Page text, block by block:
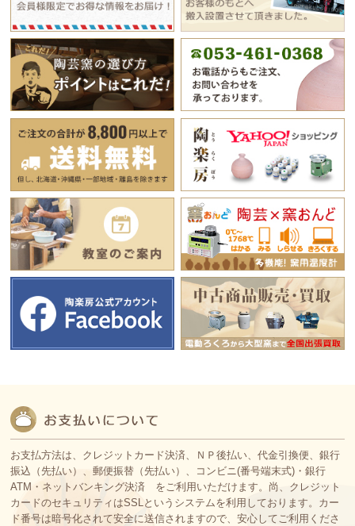
お支払方法は、クレジットカード決済、ＮＰ後払い、代金引換便、銀行
振込（先払い）、郵便振替（先払い）、コンビニ(番号端末式)・銀行
ATM・ネットバンキング決済 をご利用いただけます。尚、クレジット
カードのセキュリティはSSLというシステムを利用しております。カー
ド番号は暗号化されて安全に送信されますので、安心してご利用くださ